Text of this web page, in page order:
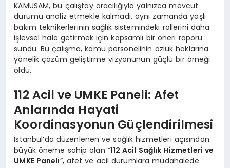
KAMUSAM, bu çalıştay aracılığıyla yalnızca mevcut
durumu analiz etmekle kalmadı, aynı zamanda yaşlı
bakım teknikerlerinin sağlık sistemindeki rollerini daha
işlevsel hale getirmek için kapsamlı bir öneri raporu
sundu. Bu çalışma, kamu personelinin özlük haklarına
yönelik çözüm geliştirme vizyonunun güçlü bir örneği
oldu.
112 Acil ve UMKE Paneli: Afet
Anlarında Hayati
Koordinasyonun Güçlendirilmesi
İstanbul’da düzenlenen ve sağlık hizmetleri açısından
büyük öneme sahip olan “112 Acil Sağlık Hizmetleri ve
UMKE Paneli”, afet ve acil durumlara müdahalede